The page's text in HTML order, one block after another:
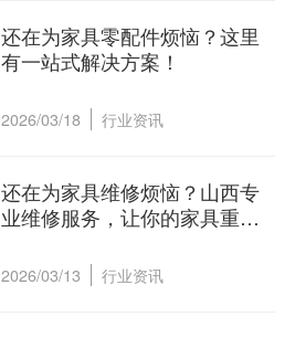
还在为家具零配件烦恼？这里
有一站式解决方案！
2026/03/18 行业资讯
还在为家具维修烦恼？山西专
业维修服务，让你的家具重获
2026/03/13 行业资讯